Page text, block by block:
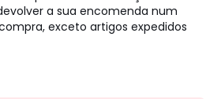
a sua encomenda num
exceto artigos expedidos